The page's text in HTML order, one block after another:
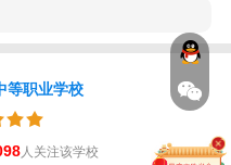
等职业学校
人关注该学校